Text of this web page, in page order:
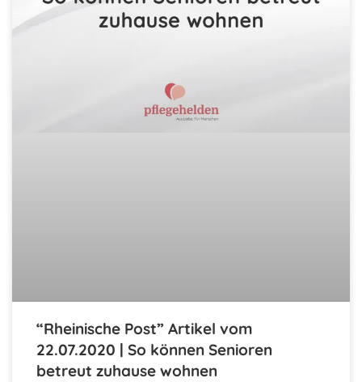
“Rheinische Post” Artikel vom
22.07.2020 | So können Senioren
betreut zuhause wohnen